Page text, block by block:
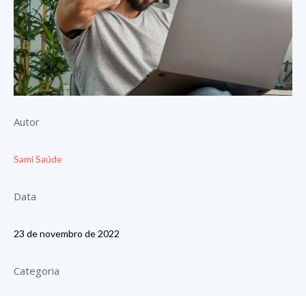
Autor
Sami Saúde
Data
23 de novembro de 2022
Categoria